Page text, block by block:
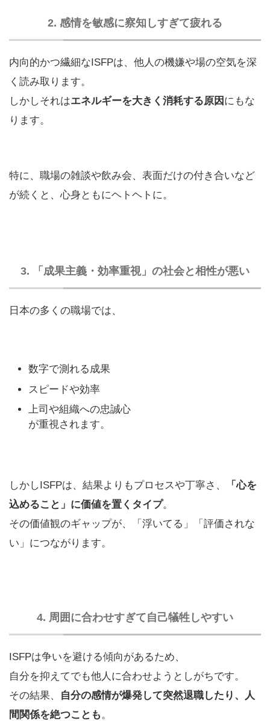
2. 感情を敏感に察知しすぎて疲れる
内向的かつ繊細なISFPは、他人の機嫌や場の空気を深
く読み取ります。
しかしそれはエネルギーを大きく消耗する原因 にもな
ります。
特に、職場の雑談や飲み会、表面だけの付き合いなど
が続くと、心身ともにヘトヘトに。
3. 「成果主義・効率重視」の社会と相性が悪い
日本の多くの職場では、
数字で測れる成果
スピードや効率
上司や組織への忠誠心
が重視されます。
しかしISFPは、結果よりもプロセスや丁寧さ、
「心を
込めること」に価値を置くタイプ。
その価値観のギャップが、「浮いてる」「評価されな
い」につながります。
4. 周囲に合わせすぎて自己犠牲しやすい
ISFPは争いを避ける傾向があるため、
自分を抑えてでも他人に合わせようとしがちです。
その結果、
自分の感情が爆発して突然退職したり、人
間関係を絶つことも。